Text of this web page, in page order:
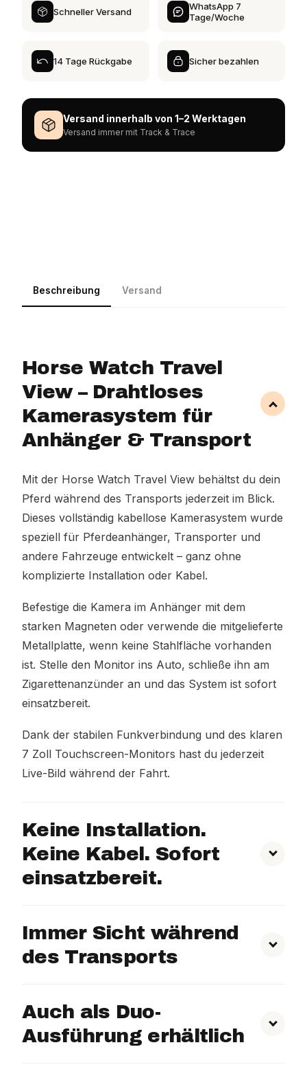
Schneller Versand
WhatsApp 7
Tage/Woche
14 Tage Rückgabe Sicher bezahlen
Versand innerhalb von 1–2 Werktagen
Versand immer mit Track & Trace
Beschreibung Versand
Horse Watch Travel
View – Drahtloses
Kamerasystem für
Anhänger & Transport
Mit der Horse Watch Travel View behältst du dein
Pferd während des Transports jederzeit im Blick.
Dieses vollständig kabellose Kamerasystem wurde
speziell für Pferdeanhänger, Transporter und
andere Fahrzeuge entwickelt – ganz ohne
komplizierte Installation oder Kabel.
Befestige die Kamera im Anhänger mit dem
starken Magneten oder verwende die mitgelieferte
Metallplatte, wenn keine Stahlfläche vorhanden
ist. Stelle den Monitor ins Auto, schließe ihn am
Zigarettenanzünder an und das System ist sofort
einsatzbereit.
Dank der stabilen Funkverbindung und des klaren
7 Zoll Touchscreen-Monitors hast du jederzeit
Live-Bild während der Fahrt.
Keine Installation.
Keine Kabel. Sofort
einsatzbereit.
Immer Sicht während
des Transports
Auch als Duo-
Ausführung erhältlich